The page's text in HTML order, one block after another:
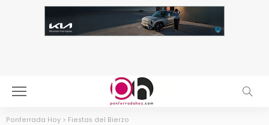
Ponferrada Hoy > Fiestas del Bierzo